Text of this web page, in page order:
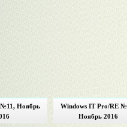
Ноябрь
Windows IT Pro/RE
Ноябрь 2016